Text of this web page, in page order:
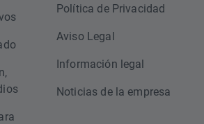
Política de Privacidad
Aviso Legal
Información legal
Noticias de la empresa